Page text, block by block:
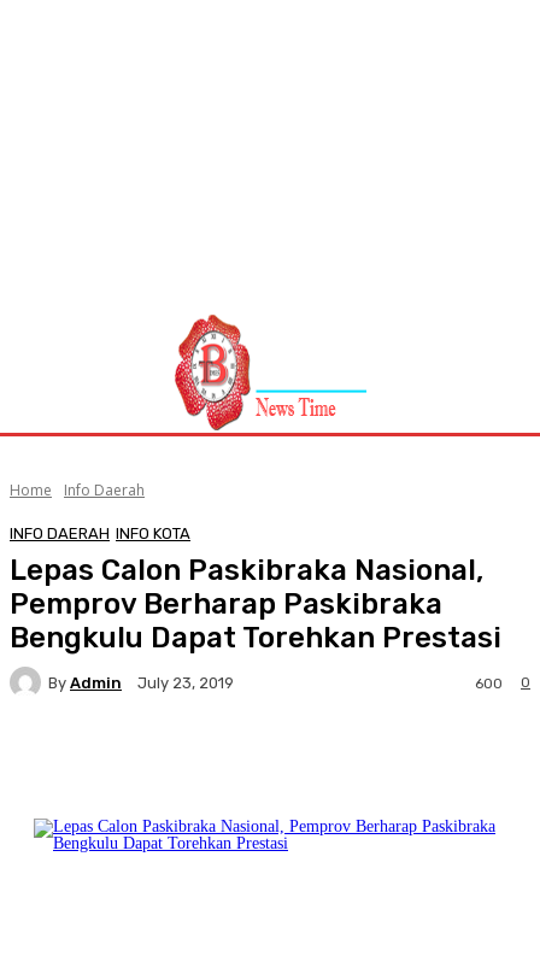
Home Info Daerah
INFO DAERAH INFO KOTA
Lepas Calon Paskibraka Nasional,
Pemprov Berharap Paskibraka
Bengkulu Dapat Torehkan Prestasi
By Admin July 23, 2019 0
600